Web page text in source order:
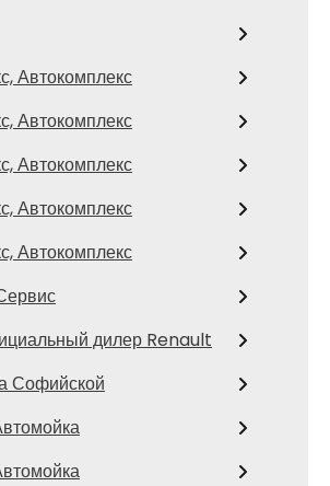
Автокомплекс
Автокомплекс
Автокомплекс
Автокомплекс
Автокомплекс
дилер Renault
Софийской